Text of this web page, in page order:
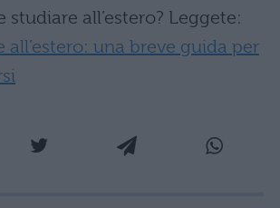
studiare all’estero? Leggete:
all’estero: una breve guida per